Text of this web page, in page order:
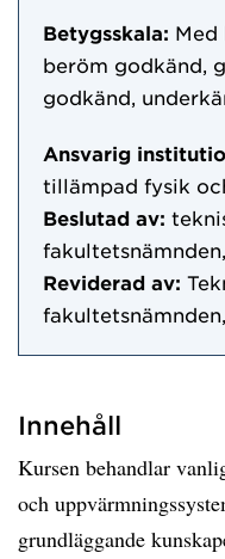
Betygsskala: Med
beröm godkänd,
godkänd,
Ansvarig
tillämpad fysik
Beslutad av:
Reviderad av:
fakultetsnämnden,
Innehåll
Kursen behandlar
och
grundläggande